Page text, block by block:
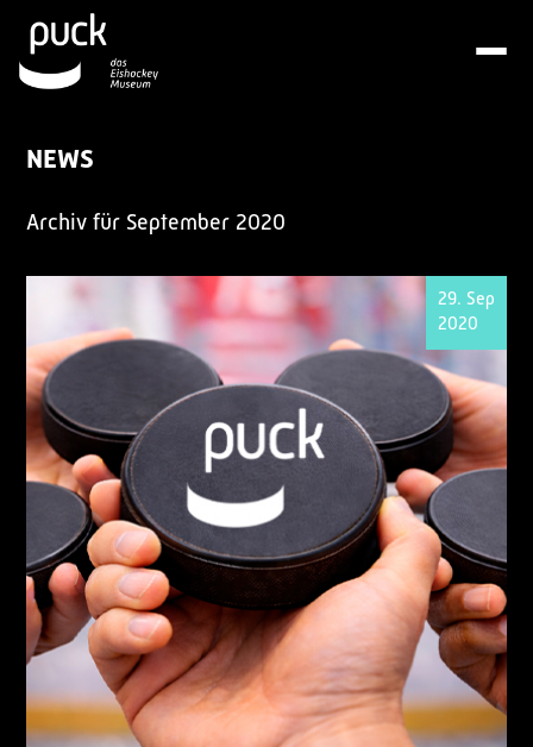
NEWS
Archiv für September 2020
29. Sep
2020